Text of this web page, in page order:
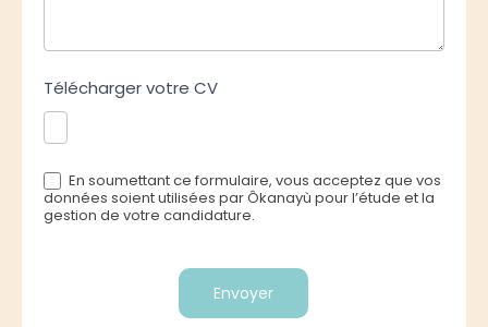
Télécharger votre CV
En soumettant ce formulaire, vous acceptez que vos
données soient utilisées par Ôkanayù pour l’étude et la
gestion de votre candidature.
Envoyer